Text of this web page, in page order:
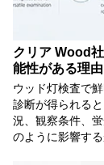
クリア Wood
能性がある理由
ウッド灯検査で
診断が得られる
況、観察条件、
のように影響す